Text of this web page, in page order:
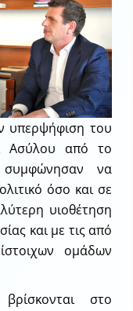
υπερψήφιση του
Ασύλου από το
συμφώνησαν να
όσο και σε
υιοθέτηση
και με τις από
ομάδων
στο